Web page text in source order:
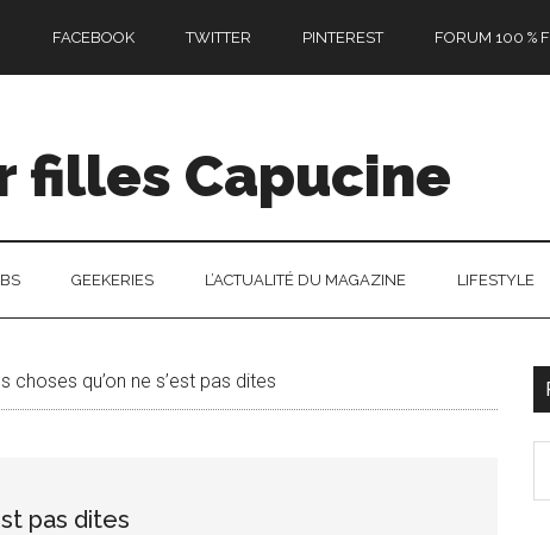
FACEBOOK TWITTER PINTEREST FORUM 100 %
filles Capucine
GEEKERIES L’ACTUALITÉ DU MAGAZINE LIFESTYLE
qu’on ne s’est pas dites
pas dites